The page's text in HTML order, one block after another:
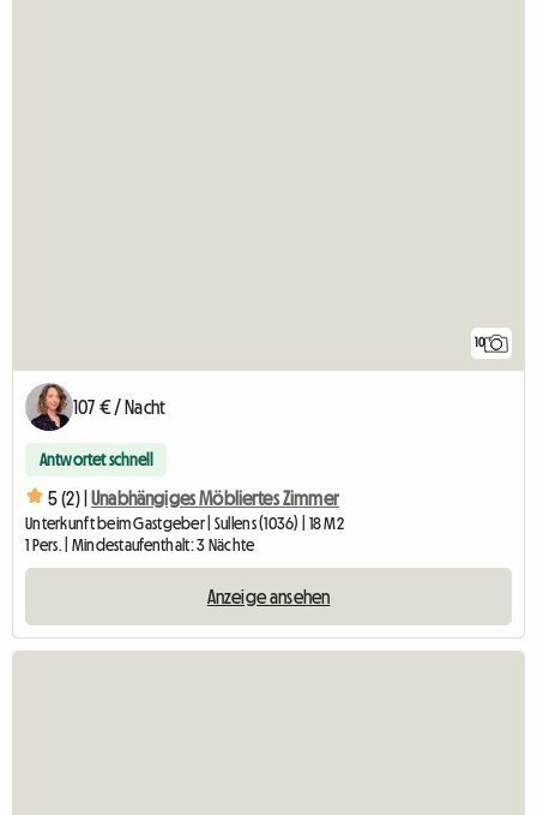
10
107 € / Nacht
Antwortet schnell
5 (2) | Unabhängiges Möbliertes Zimmer
Unterkunft beim Gastgeber | Sullens (1036) | 18 M2
1 Pers. | Mindestaufenthalt: 3 Nächte
Anzeige ansehen